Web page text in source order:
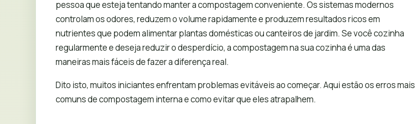
pessoa que esteja tentando manter a compostagem conveniente. Os sistemas modernos
controlam os odores, reduzem o volume rapidamente e produzem resultados ricos em
nutrientes que podem alimentar plantas domésticas ou canteiros de jardim. Se você cozinha
regularmente e deseja reduzir o desperdício, a compostagem na sua cozinha é uma das
maneiras mais fáceis de fazer a diferença real.
Dito isto, muitos iniciantes enfrentam problemas evitáveis ao começar. Aqui estão os erros mais
comuns de compostagem interna e como evitar que eles atrapalhem.